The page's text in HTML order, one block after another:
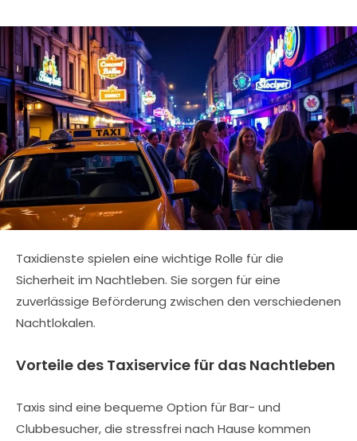
Taxidienste spielen eine wichtige Rolle für die
Sicherheit im Nachtleben. Sie sorgen für eine
zuverlässige Beförderung zwischen den verschiedenen
Nachtlokalen.
Vorteile des Taxiservice für das Nachtleben
Taxis sind eine bequeme Option für Bar- und
Clubbesucher, die stressfrei nach Hause kommen